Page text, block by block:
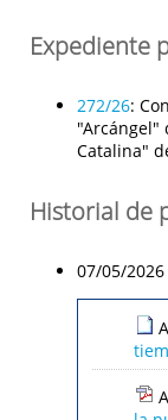
Expediente
272/26:
"Arcángel"
Catalina"
Historial de
07/05/